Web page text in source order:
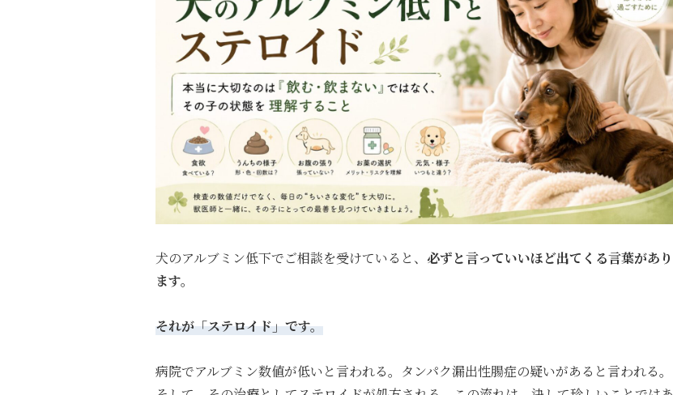
犬のアルブミン低下でご相談を受けていると、 必ずと言っていいほど出てくる言葉があり
ます。
それが「ステロイド」です。
病院でアルブミン数値が低いと言われる。タンパク漏出性腸症の疑いがあると言われる。